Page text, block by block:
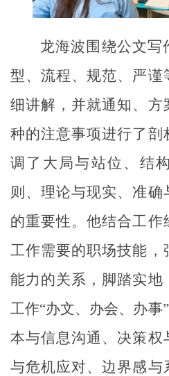
龙海波围绕公文写
型、流程、规范、严谨
细讲解，并就通知、方
种的注意事项进行了剖
调了大局与站位、结
则、理论与现实、准确
的重要性。他结合工作
工作需要的职场技能，
能力的关系，脚踏实地
工作“办文、办会、办事
本与信息沟通、决策权
与危机应对、边界感与